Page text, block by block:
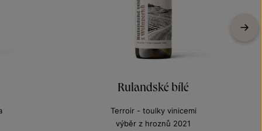
Rulandské bílé
Terroir - toulky vinicemi
výběr z hroznů 2021